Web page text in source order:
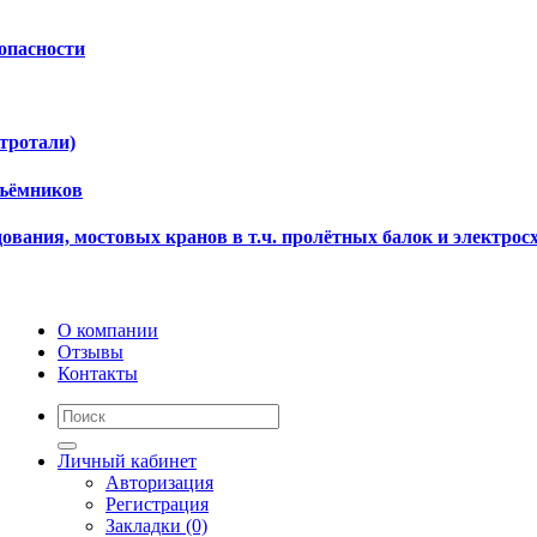
мостовых кранов в т.ч. пролётных балок и
О компании
Отзывы
Контакты
Личный кабинет
Авторизация
Регистрация
Закладки (0)